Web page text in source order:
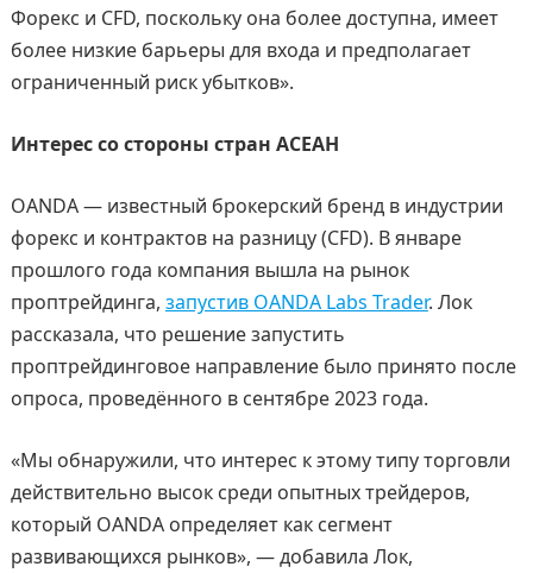
Форекс и CFD, поскольку она более доступна, имеет
более низкие барьеры для входа и предполагает
ограниченный риск убытков».
Интерес со стороны стран АСЕАН
OANDA — известный брокерский бренд в индустрии
форекс и контрактов на разницу (CFD). В январе
прошлого года компания вышла на рынок
проптрейдинга, запустив OANDA Labs Trader. Лок
рассказала, что решение запустить
проптрейдинговое направление было принято после
опроса, проведённого в сентябре 2023 года.
«Мы обнаружили, что интерес к этому типу торговли
действительно высок среди опытных трейдеров,
который OANDA определяет как сегмент
развивающихся рынков», — добавила Лок,